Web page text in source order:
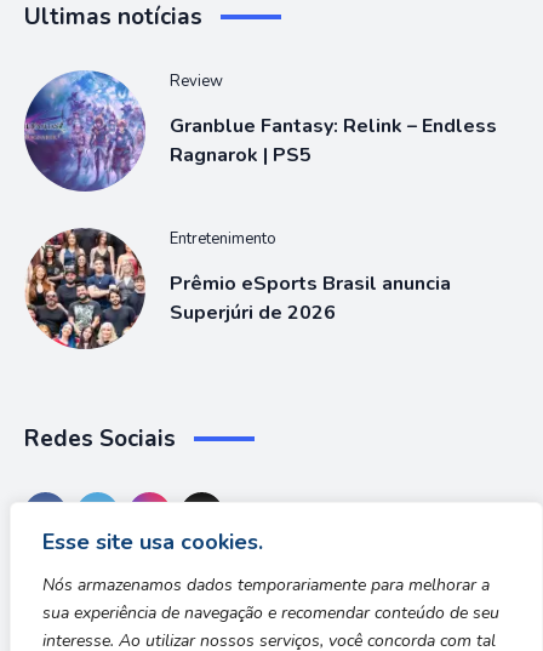
Esse site usa cookies.
Nós armazenamos dados temporariamente para melhorar a
sua experiência de navegação e recomendar conteúdo de seu
interesse. Ao utilizar nossos serviços, você concorda com tal
Ultimas notícias
Review
Granblue Fantasy: Relink – Endless
Ragnarok | PS5
Entretenimento
Prêmio eSports Brasil anuncia
Superjúri de 2026
Redes Sociais